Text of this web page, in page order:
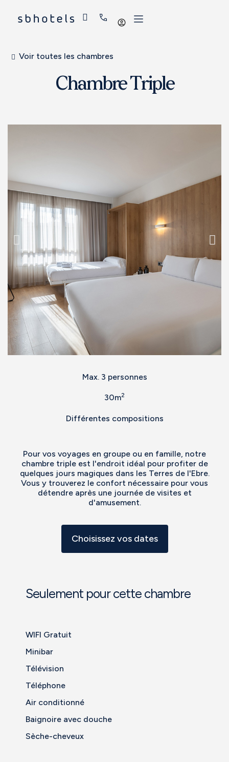
Se
Voir toutes les chambres
Chambre Triple
Max. 3 personnes
30m2
Différentes compositions
Pour vos voyages en groupe ou en famille, notre
chambre triple est l'endroit idéal pour profiter de
quelques jours magiques dans les Terres de l'Ebre.
Vous y trouverez le confort nécessaire pour vous
détendre après une journée de visites et
d'amusement.
Choisissez vos dates
Seulement pour cette chambre
WIFI Gratuit
Minibar
Télévision
Téléphone
Air conditionné
Baignoire avec douche
Sèche-cheveux